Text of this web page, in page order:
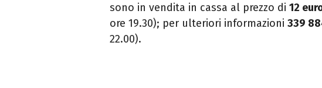
sono in vendita in cassa al prezzo di 12
ore 19.30); per ulteriori informazioni 339
22.00).